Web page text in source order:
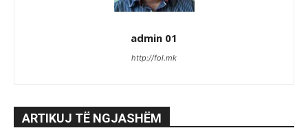
admin 01
http://fol.mk
ARTIKUJ TË NGJASHËM